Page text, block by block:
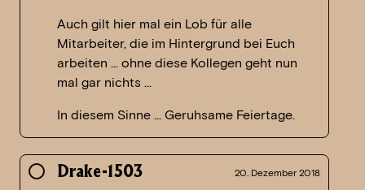
Auch gilt hier mal ein Lob für alle
Mitarbeiter, die im Hintergrund bei Euch
arbeiten … ohne diese Kollegen geht nun
mal gar nichts …
In diesem Sinne … Geruhsame Feiertage.
Drake-1503 20. Dezember 2018